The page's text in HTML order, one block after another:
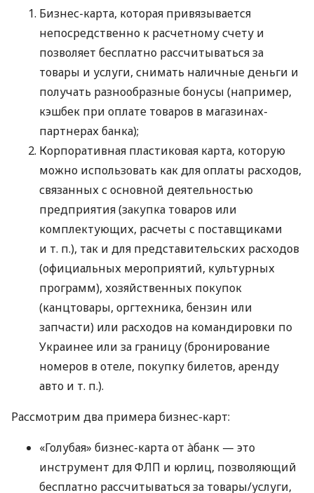
Бизнес-карта, которая привязывается
непосредственно к расчетному счету и
позволяет бесплатно рассчитываться за
товары и услуги, снимать наличные деньги и
получать разнообразные бонусы (например,
кэшбек при оплате товаров в магазинах-
партнерах банка);
Корпоративная пластиковая карта, которую
можно использовать как для оплаты расходов,
связанных с основной деятельностью
предприятия (закупка товаров или
комплектующих, расчеты с поставщиками
и т. п.), так и для представительских расходов
(официальных мероприятий, культурных
программ), хозяйственных покупок
(канцтовары, оргтехника, бензин или
запчасти) или расходов на командировки по
Украинее или за границу (бронирование
номеров в отеле, покупку билетов, аренду
авто и т. п.).
Рассмотрим два примера бизнес-карт:
«Голубая» бизнес-карта от àбанк — это
инструмент для ФЛП и юрлиц, позволяющий
бесплатно рассчитываться за товары/услуги,